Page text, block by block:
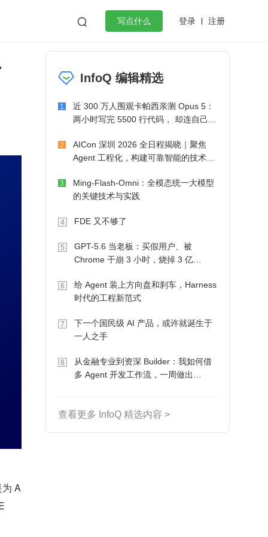
 写点什么 登录 注册
工作
微服务架构 flutter
A
InfoQ 编辑精选
1
近 300 万人围观卡帕西亲测 Opus 5：
两小时写完 5500 行代码， 却连自己写
2
AICon 深圳 2026 全日程揭晓｜聚焦
Agent 工程化，构建可靠智能的技术路
3
Ming-Flash-Omni：全模态统一大模型
的关键技术与实践
4 FDE 又不够了
5
GPT-5.6 当老板：买假用户、被
Chrome 干崩 3 小时，烧掉 3 亿
6
给 Agent 装上方向盘和刹车，Harness
时代的工程新范式
7
下一个国民级 AI 产品，或许就诞生于
一人之手
8
从金融专业到资深 Builder：我如何借
多 Agent 开发工作流，一周做出
查看更多 InfoQ 精选内容 >